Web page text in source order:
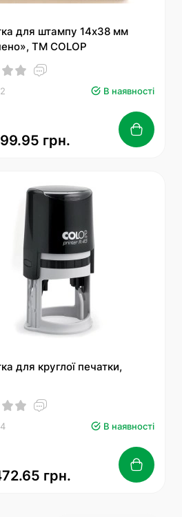
для штампу 14х38 мм
ТМ COLOP
В наявності
грн.
для круглої печатки,
В наявності
грн.